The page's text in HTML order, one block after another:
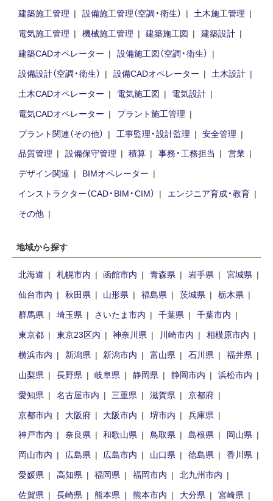
建築施工管理 設備施工管理（空調・衛生）
土木施工管理
電気施工管理
機械施工管理 建築施工図
建築設計
建築CADオペレーター
設備施工図（空調・衛生）
設備設計（空調・衛生）
設備CADオペレーター
土木設計
土木CADオペレーター
電気施工図
電気設計
電気CADオペレーター
プラント施工管理
プラント関連（その他）
工事監理・設計監理
安全管理
品質管理
設備保守管理 積算 事務・工務担当
営業
デザイン関連
BIMオペレーター
インストラクター（CAD・BIM・CIM）
エンジニア育成・教育
その他
地域から探す
北海道 札幌市内 函館市内 青森県 岩手県
宮城県
仙台市内
秋田県 山形県 福島県 茨城県
栃木県
群馬県
埼玉県 さいたま市内 千葉県
千葉市内
東京都
東京23区内 神奈川県 川崎市内
相模原市内
横浜市内
新潟県 新潟市内 富山県 石川県
福井県
山梨県
長野県 岐阜県 静岡県 静岡市内
浜松市内
愛知県
名古屋市内 三重県 滋賀県
京都府
京都市内
大阪府 大阪市内 堺市内
兵庫県
神戸市内
奈良県 和歌山県 鳥取県 島根県
岡山県
岡山市内
広島県 広島市内 山口県 徳島県
香川県
愛媛県
高知県 福岡県 福岡市内
北九州市内
佐賀県
長崎県 熊本県 熊本市内 大分県
宮崎県